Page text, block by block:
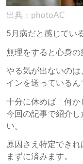
出典：photoAC
5月病だと感じてい
無理をすると心身の
やる気が出ないの
インを送っているん
十分に休めば「何
今回の記事で紹介
い。
原因さえ特定でき
まずに済みます。